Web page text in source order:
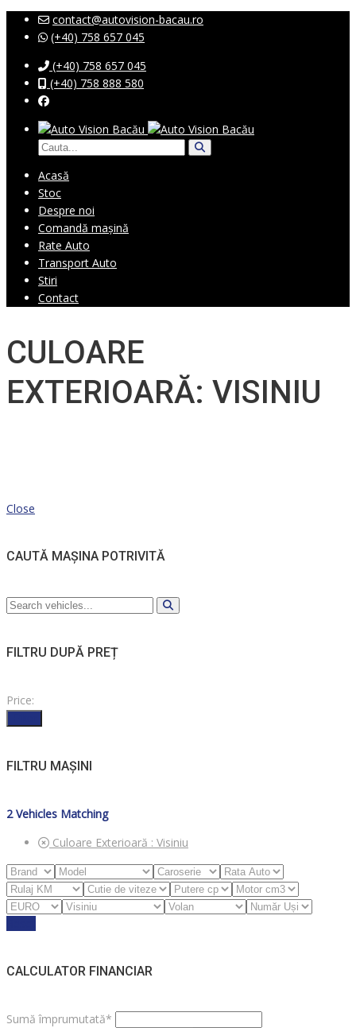
contact@autovision-bacau.ro
(+40) 758 657 045
(+40) 758 657 045
(+40) 758 888 580
Acasă
Stoc
Despre noi
Comandă mașină
Rate Auto
Transport Auto
Stiri
Contact
CULOARE
EXTERIOARĂ: VISINIU
Close
CAUTĂ MAȘINA POTRIVITĂ
FILTRU DUPĂ PREȚ
Price:
FILTRU MAȘINI
2 Vehicles Matching
Culoare Exterioară : Visiniu
CALCULATOR FINANCIAR
Sumă împrumutată*